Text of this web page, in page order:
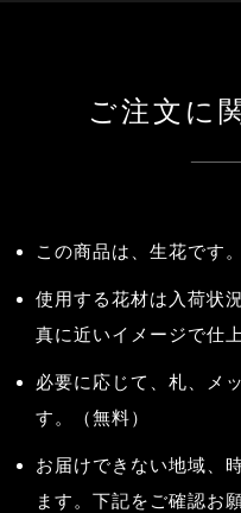
ご注文に
この商品は、生花です。
使用する花材は入荷状
真に近いイメージで仕
必要に応じて、札、メ
す。（無料）
お届けできない地域、
ます。下記をご確認お